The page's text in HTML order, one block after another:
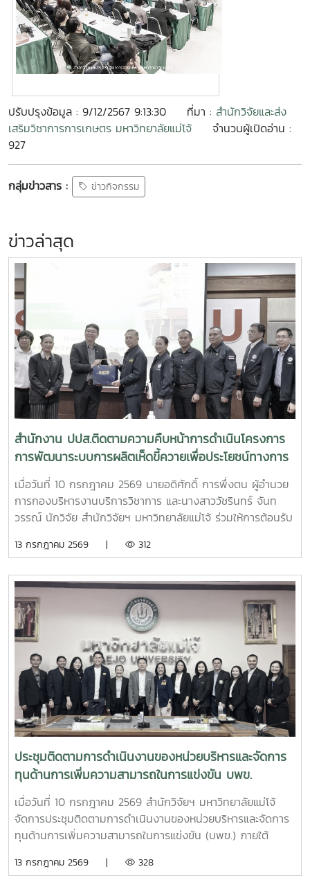
ปรับปรุงข้อมูล : 9/12/2567 9:13:30 ที่มา : สำนักวิจัยและส่ง
เสริมวิชาการการเกษตร มหาวิทยาลัยแม่โจ้
จำนวนผู้เปิดอ่าน :
927
กลุ่มข่าวสาร : ข่าวกิจกรรม
ข่าวล่าสุด
สำนักงาน ปปส.ติดตามความคืบหน้าการดำเนินโครงการ
การพัฒนาระบบการผลิตเห็ดขี้ควายเพื่อประโยชน์ทางการ
แพทย์
เมื่อวันที่ 10 กรกฎาคม 2569 นายอดิศักดิ์ การพึ่งตน ผู้อำนวย
การกองบริหารงานบริการวิชาการ และนางสาววัชรินทร์ จันท
วรรณ์ นักวิจัย สำนักวิจัยฯ มหาวิทยาลัยแม่โจ้ ร่วมให้การต้อนรับ
ปราบปรามยาเสพติด (ป.ป.ส.) พร้อมคณะผู้บริหารและเจ้าหน้าที่
ความคืบหน้าการดำเนินโครงการการพัฒนาระบบการผลิตเห็ดขี้
ควายเพื่อประโยชน์ทางการแพทย์ โดยมีรองศาสตราจารย์ ดร.ชัย
ยศ สัมฤทธิ์สกุล รองอธิการบดีมหาวิทยาลัยแม่โจ้ ให้เกียรติเป็นผู้
แทนมหาวิทยาลัยกล่าวต้อนรับ โครงการดังกล่าวเป็นความร่วม
มือระหว่างสำนักงาน ป.ป.ส. และมหาวิทยาลัยแม่โจ้ ภายใต้
โครงการแผนงานบูรณาการการวิจัย พัฒนา และกำกับควบคุม
เห็ดขี้ควายในประเทศไทย เพื่อใช้ประโยชน์ทางการแพทย์ภายใต้
ระบบควบคุมของรัฐ ตามมาตรการควบคุมแห่งพระราชกฤษฎีกา
กำหนดพื้นที่ทดลองเพาะปลูกและสกัดสารสำคัญจากพืชฝิ่นและ
พืชเห็ดขี้ควายเพื่อประโยชน์ในการศึกษาวิจัย พ.ศ. 2568 ณ ห้อง
ประชุม 2 ชั้น 2 อาคารจุฬาภรณ์ คณะวิทยาศาสตร์ มหาวิทยาลัย
แม่โจ้
13 กรกฎาคม 2569 | 312
ประชุมติดตามการดำเนินงานของหน่วยบริหารและจัดการ
ทุนด้านการเพิ่มความสามารถในการแข่งขัน บพข.
เมื่อวันที่ 10 กรกฎาคม 2569 สำนักวิจัยฯ มหาวิทยาลัยแม่โจ้
จัดการประชุมติดตามการดำเนินงานของหน่วยบริหารและจัดการ
ทุนด้านการเพิ่มความสามารถในการแข่งขัน (บพข.) ภายใต้
แข่งขันและการพัฒนาพื้นที่ (องค์การมหาชน) ณ ห้องประชุมรวง
13 กรกฎาคม 2569 | 328